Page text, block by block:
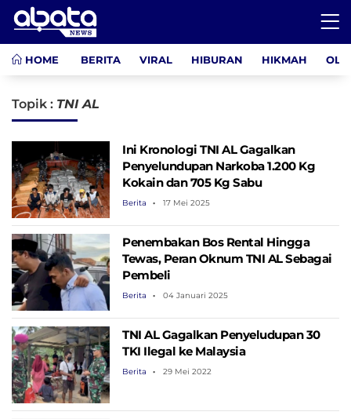
HOME BERITA VIRAL HIBURAN HIKMAH
Topik : TNI AL
Ini Kronologi TNI AL Gagalkan
Penyelundupan Narkoba 1.200 Kg
Kokain dan 705 Kg Sabu
Berita 17 Mei 2025
Penembakan Bos Rental Hingga
Tewas, Peran Oknum TNI AL Sebagai
Pembeli
Berita 04 Januari 2025
TNI AL Gagalkan Penyeludupan 30
TKI Ilegal ke Malaysia
Berita 29 Mei 2022